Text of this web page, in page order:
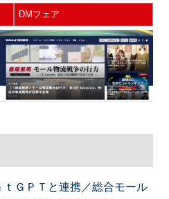
DMフェア
ｔＧＰＴと連携／総合モール